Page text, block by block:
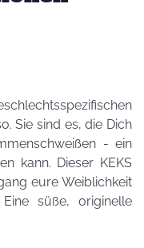
Sie sind es, die Dich
- ein
kann. Dieser KEKS
eure Weiblichkeit
süße, originelle